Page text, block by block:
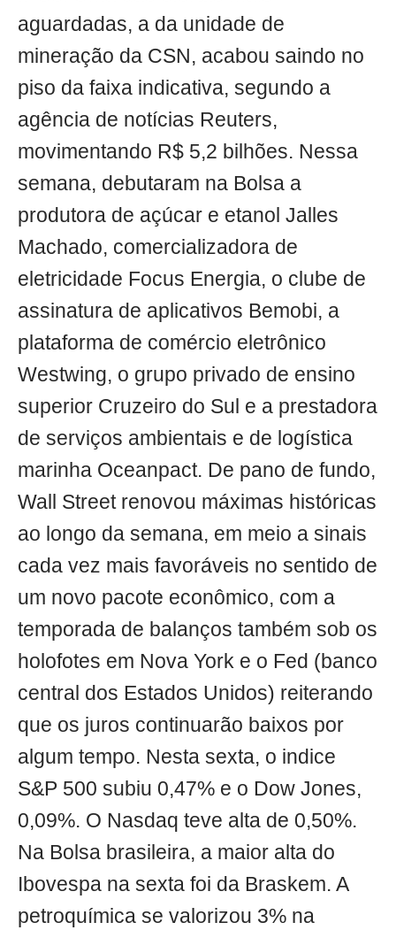
aguardadas, a da unidade de
mineração da CSN, acabou saindo no
piso da faixa indicativa, segundo a
agência de notícias Reuters,
movimentando R$ 5,2 bilhões. Nessa
semana, debutaram na Bolsa a
produtora de açúcar e etanol Jalles
Machado, comercializadora de
eletricidade Focus Energia, o clube de
assinatura de aplicativos Bemobi, a
plataforma de comércio eletrônico
Westwing, o grupo privado de ensino
superior Cruzeiro do Sul e a prestadora
de serviços ambientais e de logística
marinha Oceanpact. De pano de fundo,
Wall Street renovou máximas históricas
ao longo da semana, em meio a sinais
cada vez mais favoráveis no sentido de
um novo pacote econômico, com a
temporada de balanços também sob os
holofotes em Nova York e o Fed (banco
central dos Estados Unidos) reiterando
que os juros continuarão baixos por
algum tempo. Nesta sexta, o indice
S&P 500 subiu 0,47% e o Dow Jones,
0,09%. O Nasdaq teve alta de 0,50%.
Na Bolsa brasileira, a maior alta do
Ibovespa na sexta foi da Braskem. A
petroquímica se valorizou 3% na